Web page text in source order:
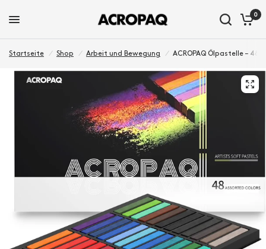
0
Startseite / Shop / Arbeit und Bewegung / ACROPAQ Ölpastelle – 48